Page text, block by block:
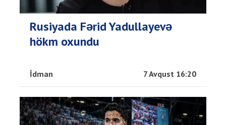
Rusiyada Fərid Yadullayevə
hökm oxundu
İdman 7 Avqust 16:20